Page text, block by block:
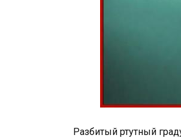
Разбитый ртутный